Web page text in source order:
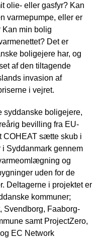
olie- eller gasfyr? Kan
varmepumpe, eller er
Kan min bolig
Det er
boligejere har, og
af den tiltagende
invasion af
i vejret.
syddanske boligejere,
bevilling fra EU-
COHEAT sætte skub i
Syddanmark gennem
og
uden for de
Deltagerne i projektet er
kommuner;
Svendborg, Faaborg-
samt ProjectZero,
EC Network